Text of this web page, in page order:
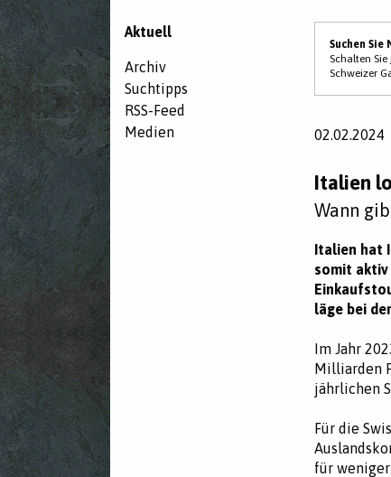
Aktuell
Archiv
Suchtipps
RSS-Feed
Medien
Suchen
Schalten
Schweizer
02.02.2024
Italien
Wann
Italien hat
somit aktiv
läge bei
Im Jahr
Milliarden
jährlichen
Für die
für